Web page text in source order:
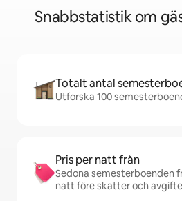
Snabbstatistik om
Totalt antal
Utforska 100
Pris per natt från
Sedona semesterboenden
natt före skatter och